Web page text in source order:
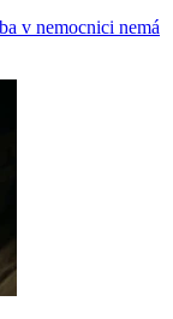
v nemocnici nemá